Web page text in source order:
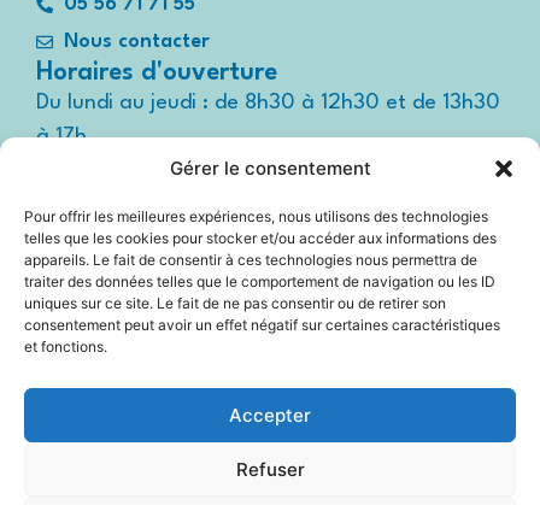
Gérer le consentement
Pour offrir les meilleures expériences, nous utilisons des technologies
telles que les cookies pour stocker et/ou accéder aux informations des
appareils. Le fait de consentir à ces technologies nous permettra de
traiter des données telles que le comportement de navigation ou les ID
uniques sur ce site. Le fait de ne pas consentir ou de retirer son
consentement peut avoir un effet négatif sur certaines caractéristiques
et fonctions.
Accepter
Refuser
05 56 71 71 55
Nous contacter
Horaires d'ouverture
Du lundi au jeudi : de 8h30 à 12h30 et de 13h30
à 17h
Le vendredi : de 8h30 à 12h30 et de 13h30 à
Suivez-nous !
Espace
presse
Mentions légales
Plan du site